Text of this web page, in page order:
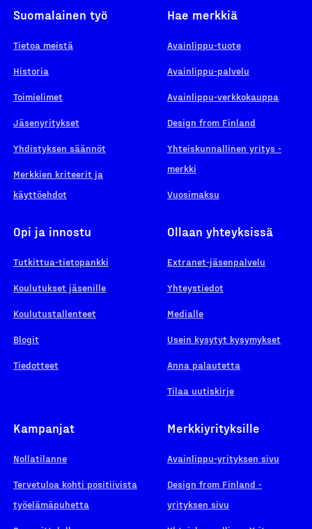
Suomalainen työ
Tietoa meistä
Historia
Toimielimet
Jäsenyritykset
Yhdistyksen säännöt
Merkkien kriteerit ja
käyttöehdot
Hae merkkiä
Avainlippu-tuote
Avainlippu-palvelu
Avainlippu-verkkokauppa
Design from Finland
Yhteiskunnallinen yritys -
merkki
Vuosimaksu
Opi ja innostu
Tutkittua-tietopankki
Koulutukset jäsenille
Koulutustallenteet
Blogit
Tiedotteet
Ollaan yhteyksissä
Extranet-jäsenpalvelu
Yhteystiedot
Medialle
Usein kysytyt kysymykset
Anna palautetta
Tilaa uutiskirje
Kampanjat
Nollatilanne
Tervetuloa kohti positiivista
työelämäpuhetta
Merkkiyrityksille
Avainlippu-yrityksen sivu
Design from Finland -
yrityksen sivu